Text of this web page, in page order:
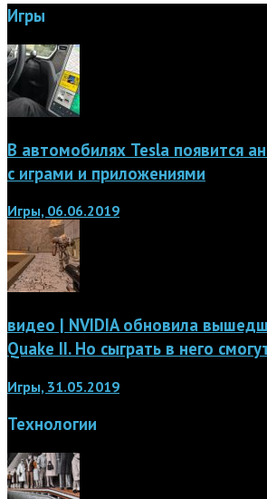
Игры
В автомобилях Tesla появится
с играми и приложениями
Игры, 06.06.2019
видео | NVIDIA обновила
Quake II. Но сыграть в него
Игры, 31.05.2019
Технологии